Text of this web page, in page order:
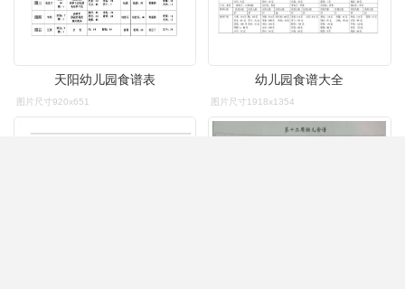
天阳幼儿园食谱表
图片尺寸920x651
幼儿园食谱大全
图片尺寸1918x1354